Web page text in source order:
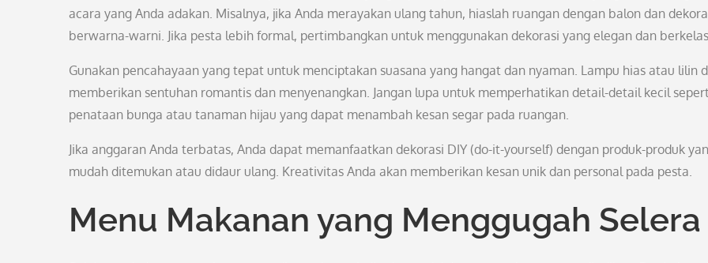
acara yang Anda adakan. Misalnya, jika Anda merayakan ulang tahun, hiaslah ruangan dengan balon dan
berwarna-warni. Jika pesta lebih formal, pertimbangkan untuk menggunakan dekorasi yang elegan dan
Gunakan pencahayaan yang tepat untuk menciptakan suasana yang hangat dan nyaman. Lampu hias atau lilin
memberikan sentuhan romantis dan menyenangkan. Jangan lupa untuk memperhatikan detail-detail kecil
penataan bunga atau tanaman hijau yang dapat menambah kesan segar pada ruangan.
Jika anggaran Anda terbatas, Anda dapat memanfaatkan dekorasi DIY (do-it-yourself) dengan produk-produk
mudah ditemukan atau didaur ulang. Kreativitas Anda akan memberikan kesan unik dan personal pada pesta.
Menu Makanan yang Menggugah Selera